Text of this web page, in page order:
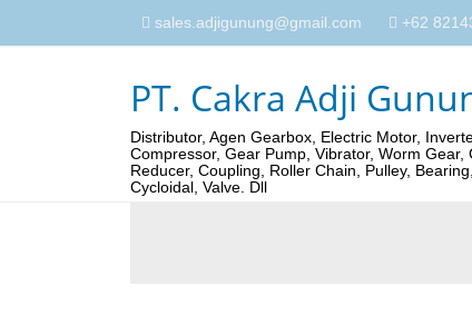
sales.adjigunung@gmail.com +62
PT. Cakra Adji
Distributor, Agen Gearbox, Electric Motor,
Compressor, Gear Pump, Vibrator, Worm Gear,
Reducer, Coupling, Roller Chain, Pulley, Bearing,
Cycloidal, Valve. Dll